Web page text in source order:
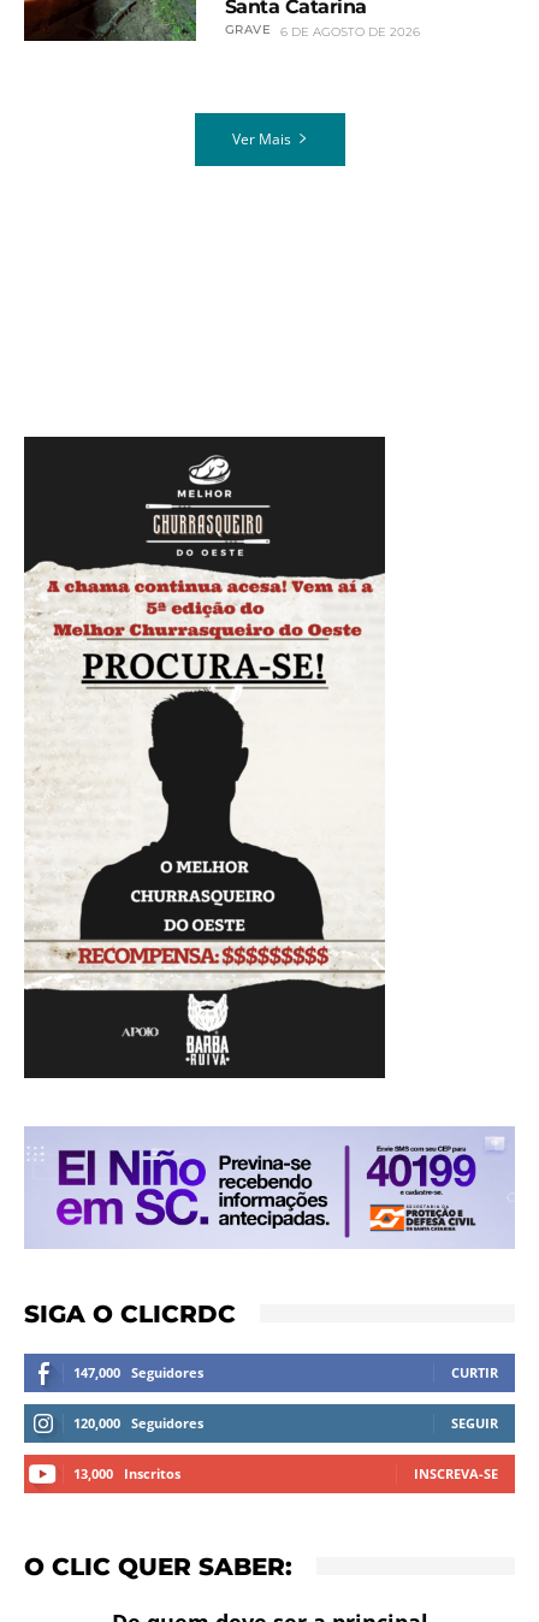
Santa Catarina
GRAVE 6 DE AGOSTO DE 2026
Ver Mais
SIGA O CLICRDC
147,000 Seguidores CURTIR
120,000 Seguidores SEGUIR
13,000 Inscritos INSCREVA-SE
O CLIC QUER SABER: